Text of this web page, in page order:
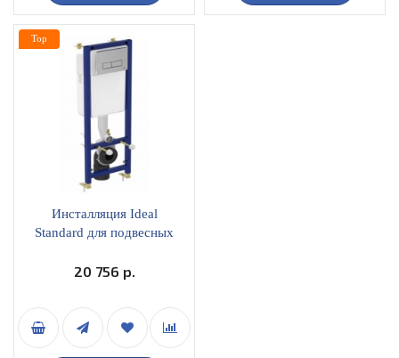
Инсталляция Ideal
Standard для подвесных
панелью слива хром
20 756 р.
Top